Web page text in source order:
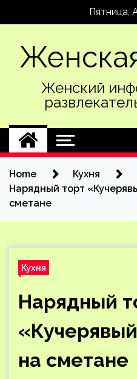
Пятница,
Женский
Home
Кухня
Нарядный торт
сметане
Кухня
Нарядный
на сметане